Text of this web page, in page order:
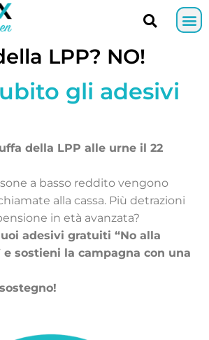
LPP? NO!
gli adesivi
della LPP alle urne il 22
a basso reddito vengono
alla cassa. Più detrazioni
in età avanzata?
adesivi gratuiti “No alla
sostieni la campagna con una